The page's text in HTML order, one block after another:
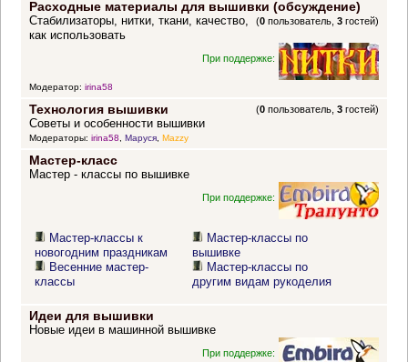
Расходные материалы для вышивки (обсуждение)
(0 пользователь,3 гостей)
Стабилизаторы, нитки, ткани, качество,
как использовать
При поддержке:
Модератор: irina58
Технология вышивки (0 пользователь,3 гостей)
Советы и особенности вышивки
Модераторы: irina58, Маруся, Mazzy
Мастер-класс
Мастер - классы по вышивке
При поддержке:
Мастер-классы к
новогодним праздникам
Весенние мастер-
классы
Мастер-классы по
вышивке
Мастер-классы по
другим видам рукоделия
Идеи для вышивки
Новые идеи в машинной вышивке
При поддержке: